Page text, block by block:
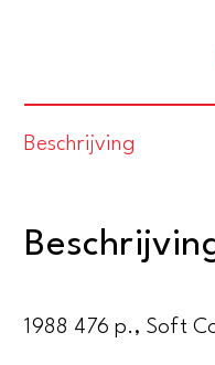
Beschrijving
1988 476 p., Soft